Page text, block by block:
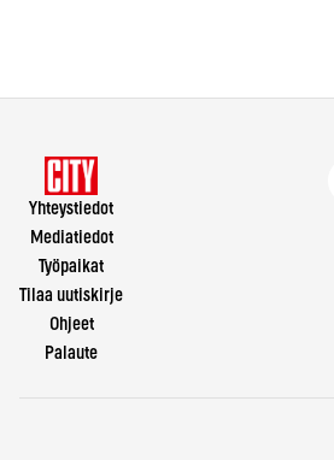
Yhteystiedot
Mediatiedot
Työpaikat
Tilaa uutiskirje
Ohjeet
Palaute